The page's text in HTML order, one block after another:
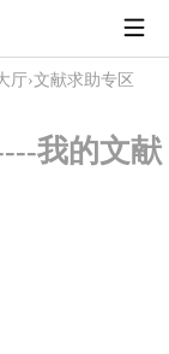
厅›文献求助专区
我的文献